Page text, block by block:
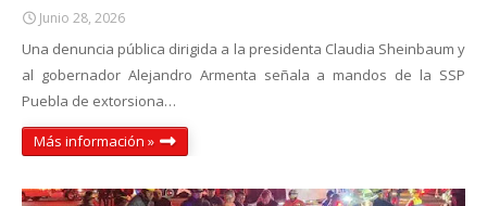
Junio 28, 2026
Una denuncia pública dirigida a la presidenta Claudia Sheinbaum y
al gobernador Alejandro Armenta señala a mandos de la SSP
Puebla de extorsiona…
Más información »